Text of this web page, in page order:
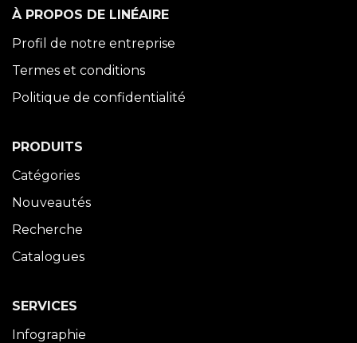
À PROPOS DE LINÉAIRE
Profil de notre entreprise
Termes et conditions
Politique de confidentialité
PRODUITS
Catégories
Nouveautés
Recherche
Catalogues
SERVICES
Infographie